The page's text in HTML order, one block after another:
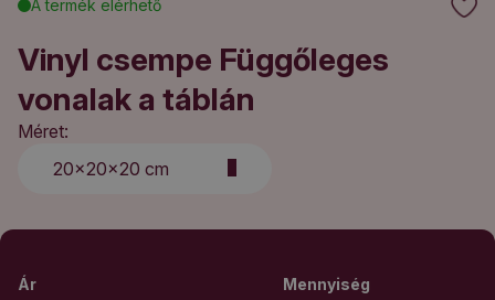
A termék elérhető
Vinyl csempe Függőleges
vonalak a táblán
Méret:
20x20x20 cm
Ár Mennyiség